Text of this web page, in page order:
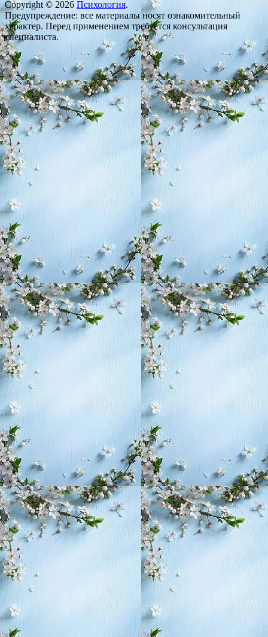
Copyright © 2026 Психология.
Предупреждение: все материалы носят ознакомительный
характер. Перед применением требуется консультация
специалиста.